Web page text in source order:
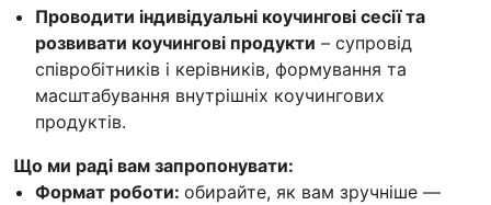
Проводити індивідуальні коучингові сесії та
розвивати коучингові продукти – супровід
співробітників і керівників, формування та
масштабування внутрішніх коучингових
продуктів.
Що ми раді вам запропонувати:
Формат роботи: обирайте, як вам зручніше —